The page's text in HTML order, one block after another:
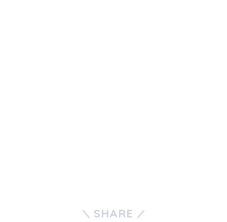
SHARE